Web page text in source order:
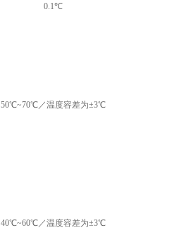
0.1℃
50℃~70℃／温度容差为±3℃
40℃~60℃／温度容差为±3℃